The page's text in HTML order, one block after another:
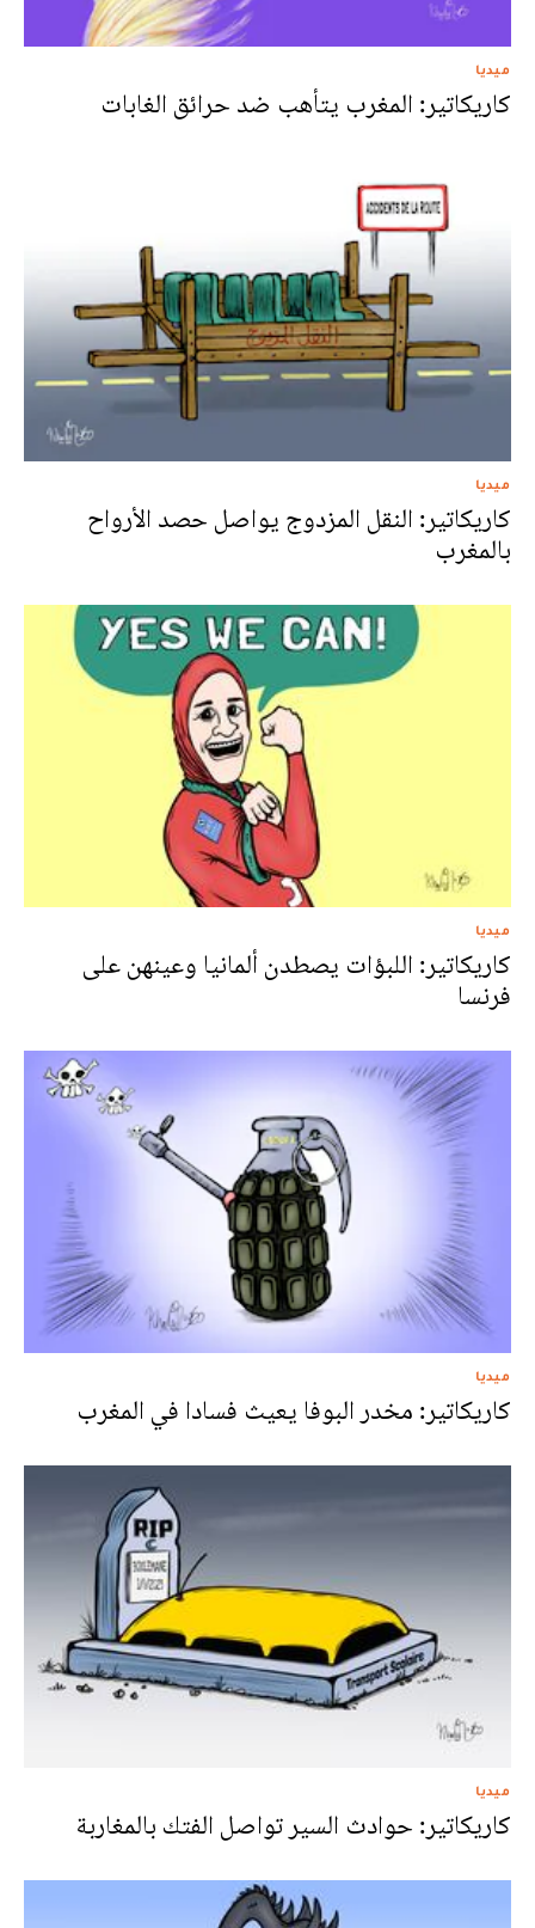
ميديا
كاريكاتير: المغرب يتأهب ضد حرائق الغابات
ميديا
كاريكاتير: النقل المزدوج يواصل حصد الأرواح
بالمغرب
ميديا
كاريكاتير: اللبؤات يصطدن ألمانيا وعينهن على
فرنسا
ميديا
كاريكاتير: مخدر البوفا يعيث فسادا في المغرب
ميديا
كاريكاتير: حوادث السير تواصل الفتك بالمغاربة